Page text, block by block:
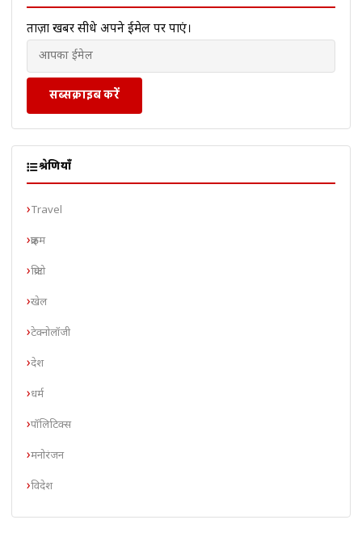
ताज़ा खबरें सीधे अपने ईमेल पर पाएं।
सब्सक्राइब करें
श्रेणियाँ
Travel
क्राइम
क्रिप्टो
खेल
टेक्नोलॉजी
देश
धर्म
पॉलिटिक्स
मनोरंजन
विदेश